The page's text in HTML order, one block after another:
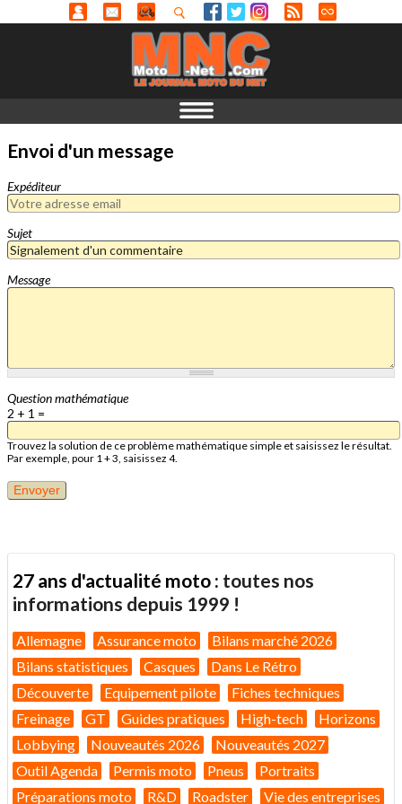
Envoi d'un message
Expéditeur
Sujet
Message
Question mathématique
2 + 1 =
Trouvez la solution de ce problème mathématique simple et saisissez le résultat.
Par exemple, pour 1 + 3, saisissez 4.
27 ans d'actualité moto : toutes nos
informations depuis 1999 !
Allemagne Assurance moto
Bilans marché 2026
Bilans statistiques
Casques
Dans Le Rétro
Découverte
Equipement pilote
Fiches techniques
Freinage
GT Guides pratiques High-tech
Horizons
Lobbying
Nouveautés 2026
Nouveautés 2027
Outil Agenda
Permis moto Pneus
Portraits
Préparations moto
R&D Roadster Vie des entreprises